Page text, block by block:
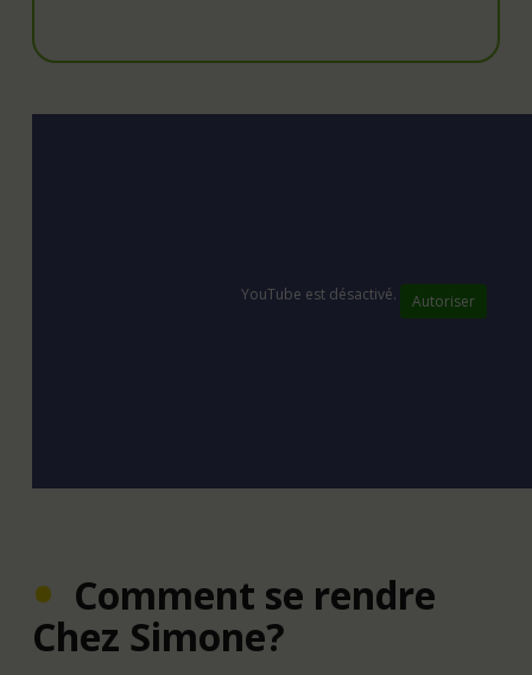
YouTube est désactivé. Autoriser
Comment se rendre
Chez Simone?